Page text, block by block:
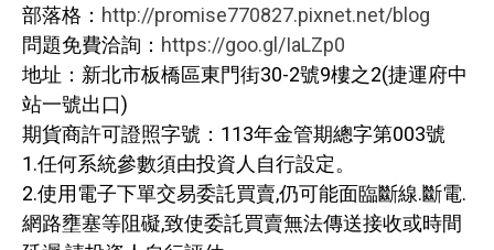
部落格： http://promise770827.pixnet.net/blog
問題免費洽詢： https://goo.gl/IaLZp0
地址：新北市板橋區東門街30-2號9樓之2(捷運府中
站一號出口)
期貨商許可證照字號：113年金管期總字第003號
1.任何系統參數須由投資人自行設定。
2.使用電子下單交易委託買賣,仍可能面臨斷線.斷電.
網路壅塞等阻礙,致使委託買賣無法傳送接收或時間